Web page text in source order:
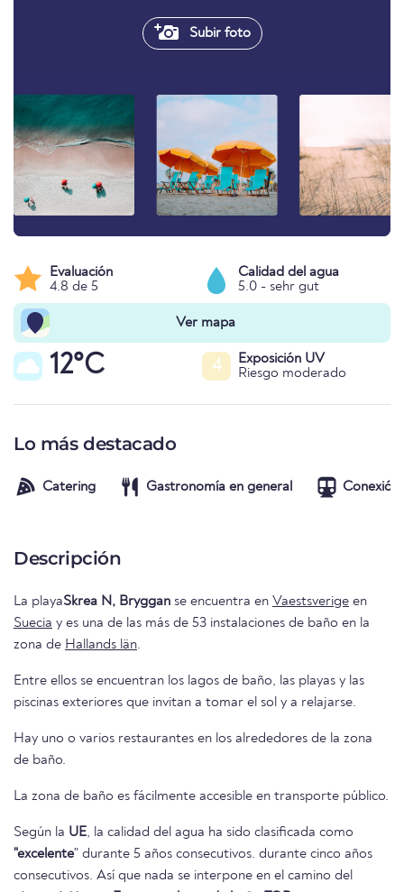
Subir foto
Evaluación
4.8 de 5
Calidad del agua
5.0 - sehr gut
Ver mapa
12°C 4
Exposición UV
Riesgo moderado
Lo más destacado
Catering Gastronomía en general
Descripción
La playaSkrea N, Bryggan se encuentra en Vaestsverige en
Suecia y es una de las más de 53 instalaciones de baño en la
zona de Hallands län.
Entre ellos se encuentran los lagos de baño, las playas y las
piscinas exteriores que invitan a tomar el sol y a relajarse.
Hay uno o varios restaurantes en los alrededores de la zona
de baño.
La zona de baño es fácilmente accesible en transporte público.
Según la UE, la calidad del agua ha sido clasificada como
"excelente" durante 5 años consecutivos. durante cinco años
consecutivos. Así que nada se interpone en el camino del